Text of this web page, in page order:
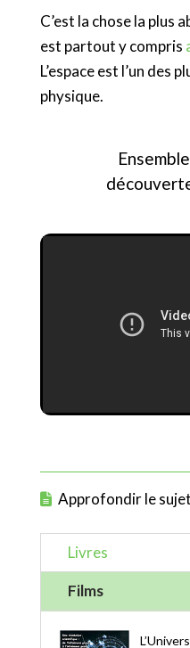
C’est la chose la plus
est partout y compris
L’espace est l’un des
physique.
Approfondir le sujet
Livres
Films